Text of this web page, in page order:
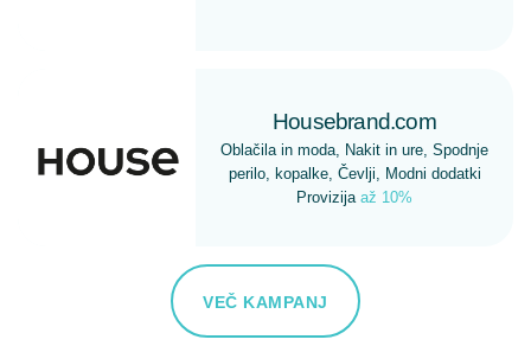
Housebrand.com
Oblačila in moda, Nakit in ure, Spodnje
perilo, kopalke, Čevlji, Modni dodatki
Provizija až 10%
VEČ KAMPANJ